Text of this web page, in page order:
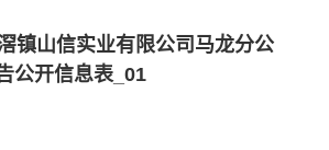
镇山信实业有限公司马龙分公
公开信息表_01